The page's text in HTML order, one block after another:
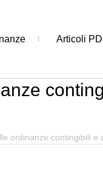
Articoli
ordinanze contingibili